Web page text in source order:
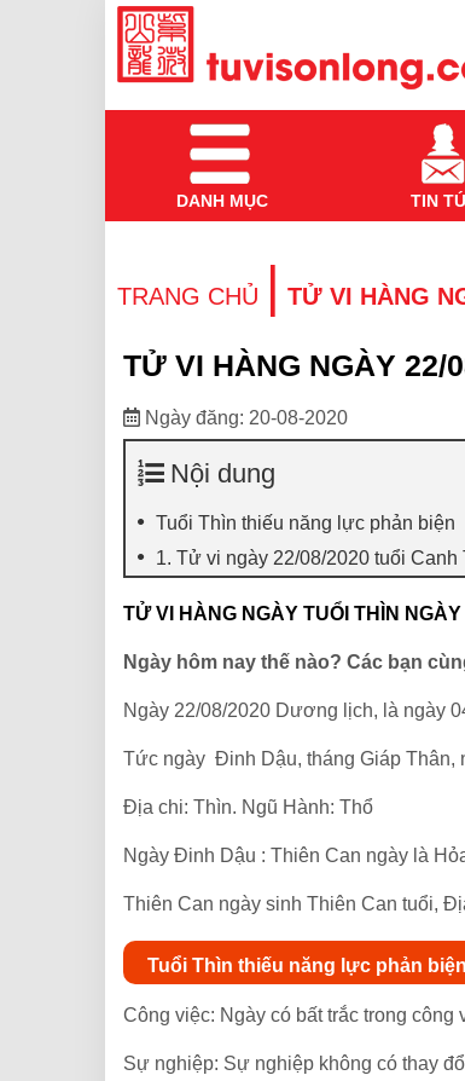
DANH MỤC TIN
TRANG CHỦ | TỬ VI HÀNG
TỬ VI HÀNG NGÀY 22/
Ngày đăng: 20-08-2020
Nội dung
Tuổi Thìn thiếu năng lực phản biện
1. Tử vi ngày 22/08/2020 tuổi Canh
TỬ VI HÀNG NGÀY TUỔI THÌN
Ngày hôm nay thế nào? Các bạn
Ngày 22/08/2020 Dương lịch, là ngày
Tức ngày Đinh Dậu, tháng Giáp Thân,
Địa chi: Thìn. Ngũ Hành: Thổ
Ngày Đinh Dậu : Thiên Can ngày là
Thiên Can ngày sinh Thiên Can tuổi,
Tuổi Thìn thiếu năng lực phản biện
Công việc: Ngày có bất trắc trong
Sự nghiệp: Sự nghiệp không có thay